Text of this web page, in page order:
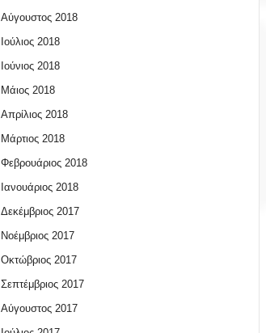
Αύγουστος 2018
Ιούλιος 2018
Ιούνιος 2018
Μάιος 2018
Απρίλιος 2018
Μάρτιος 2018
Φεβρουάριος 2018
Ιανουάριος 2018
Δεκέμβριος 2017
Νοέμβριος 2017
Οκτώβριος 2017
Σεπτέμβριος 2017
Αύγουστος 2017